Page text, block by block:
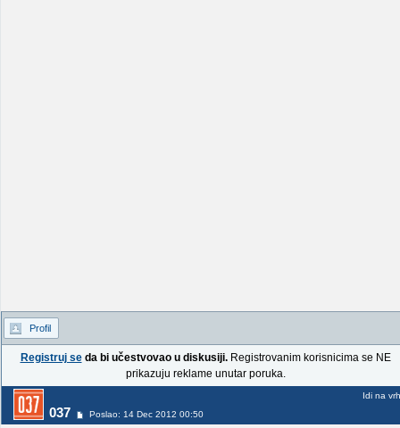
Profil
Registruj seda bi učestvovao u diskusiji.Registrovanim korisnicima se NE
prikazuju reklame unutar poruka.
037 Poslao: 14 Dec 2012 00:50
Idi na vrh